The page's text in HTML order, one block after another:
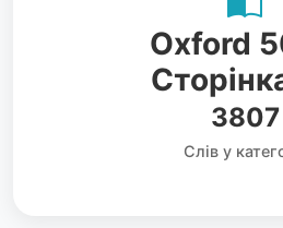
Oxford
3807
Слів у